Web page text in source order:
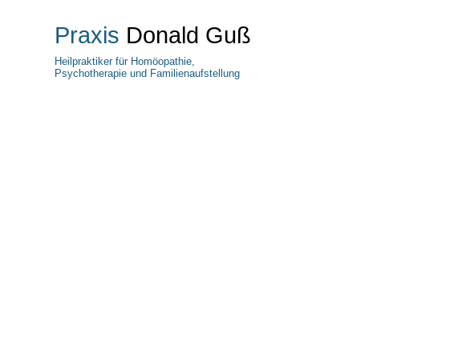
Praxis Donald Guß
Heilpraktiker für Homöopathie,
Psychotherapie und Familienaufstellung